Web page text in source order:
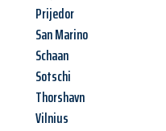
Prijedor
San Marino
Schaan
Sotschi
Thorshavn
Vilnius